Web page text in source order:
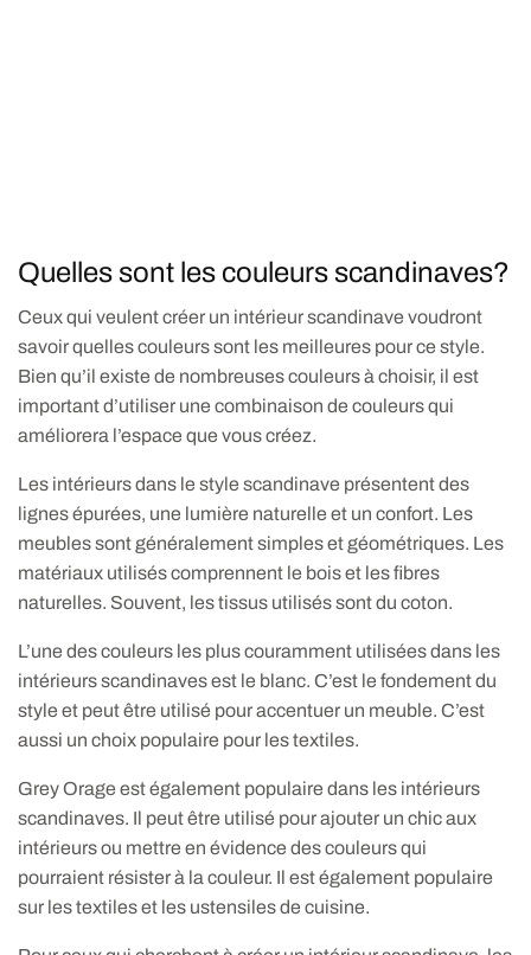
Quelles sont les couleurs scandinaves?
Ceux qui veulent créer un intérieur scandinave voudront
savoir quelles couleurs sont les meilleures pour ce style.
Bien qu’il existe de nombreuses couleurs à choisir, il est
important d’utiliser une combinaison de couleurs qui
améliorera l’espace que vous créez.
Les intérieurs dans le style scandinave présentent des
lignes épurées, une lumière naturelle et un confort. Les
meubles sont généralement simples et géométriques. Les
matériaux utilisés comprennent le bois et les fibres
naturelles. Souvent, les tissus utilisés sont du coton.
L’une des couleurs les plus couramment utilisées dans les
intérieurs scandinaves est le blanc. C’est le fondement du
style et peut être utilisé pour accentuer un meuble. C’est
aussi un choix populaire pour les textiles.
Grey Orage est également populaire dans les intérieurs
scandinaves. Il peut être utilisé pour ajouter un chic aux
intérieurs ou mettre en évidence des couleurs qui
pourraient résister à la couleur. Il est également populaire
sur les textiles et les ustensiles de cuisine.